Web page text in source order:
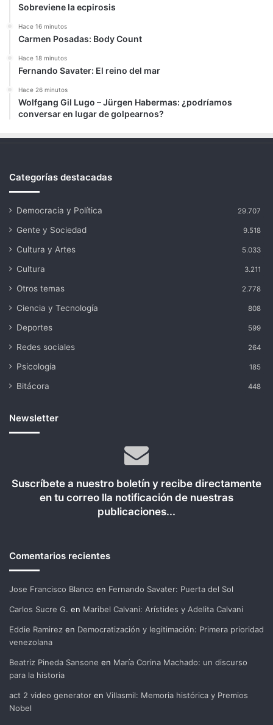
Sobreviene la ecpirosis
Hace 16 minutos
Carmen Posadas: Body Count
Hace 18 minutos
Fernando Savater: El reino del mar
Hace 26 minutos
Wolfgang Gil Lugo – Jürgen Habermas: ¿podríamos
conversar en lugar de golpearnos?
Categorías destacadas
Democracia y Política 29.707
Gente y Sociedad 9.518
Cultura y Artes 5.033
Cultura 3.211
Otros temas 2.778
Ciencia y Tecnología 808
Deportes 599
Redes sociales 264
Psicología 185
Bitácora 448
Newsletter
Suscríbete a nuestro boletín y recibe directamente
en tu correo lla notificación de nuestras
publicaciones...
Comentarios recientes
Jose Francisco Blanco en Fernando Savater: Puerta del Sol
Carlos Sucre G. en Maribel Calvani: Arístides y Adelita Calvani
Eddie Ramirez en Democratización y legitimación: Primera prioridad
venezolana
Beatriz Pineda Sansone en María Corina Machado: un discurso
para la historia
act 2 video generator en Villasmil: Memoria histórica y Premios
Nobel